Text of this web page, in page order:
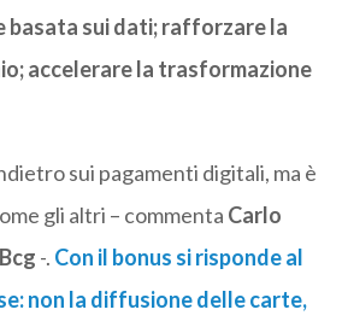
basata sui dati; rafforzare la
accelerare la trasformazione
sui pagamenti digitali, ma è
gli altri – commenta Carlo
-. Con il bonus si risponde al
non la diffusione delle carte,